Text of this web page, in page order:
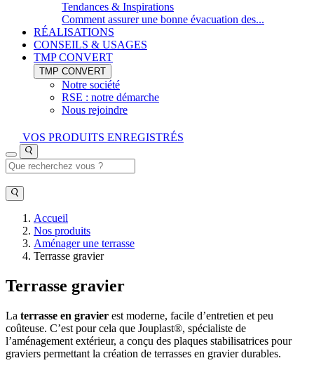
Tendances & Inspirations
Comment assurer une bonne évacuation des...
RÉALISATIONS
CONSEILS & USAGES
TMP CONVERT
TMP CONVERT
Notre société
RSE : notre démarche
Nous rejoindre
VOS PRODUITS ENREGISTRÉS
Accueil
Nos produits
Aménager une terrasse
Terrasse gravier
Terrasse gravier
La terrasse en gravier est moderne, facile d’entretien et peu
coûteuse. C’est pour cela que Jouplast®, spécialiste de
l’aménagement extérieur, a conçu des plaques stabilisatrices pour
graviers permettant la création de terrasses en gravier durables.